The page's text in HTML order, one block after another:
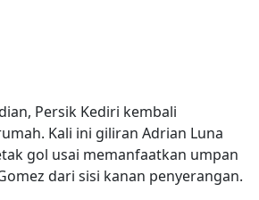
Persik Kediri kembali
Kali ini giliran Adrian Luna
gol usai memanfaatkan umpan
dari sisi kanan penyerangan.